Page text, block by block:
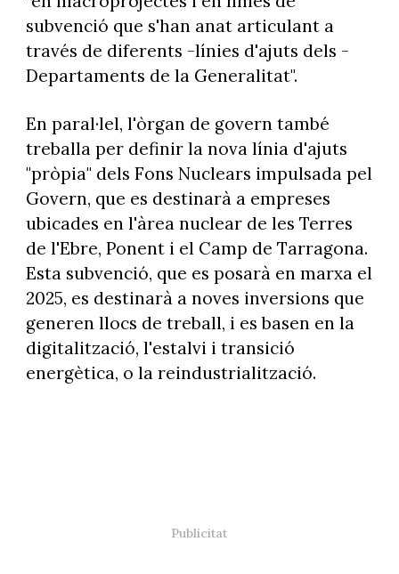
subvenció que s'han anat articulant a
través de diferents -línies d'ajuts dels -
Departaments de la Generalitat".
En paral·lel, l'òrgan de govern també
treballa per definir la nova línia d'ajuts
"pròpia" dels Fons Nuclears impulsada pel
Govern, que es destinarà a empreses
ubicades en l'àrea nuclear de les Terres
de l'Ebre, Ponent i el Camp de Tarragona.
Esta subvenció, que es posarà en marxa el
2025, es destinarà a noves inversions que
generen llocs de treball, i es basen en la
digitalització, l'estalvi i transició
energètica, o la reindustrialització.